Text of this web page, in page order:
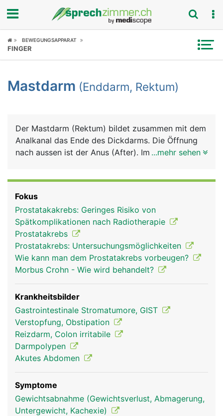
Fokus
Symptome
News
Rubriken
BEWEGUNGSAPPARAT
FINGER
Mastdarm (Enddarm, Rektum)
Der Mastdarm (Rektum) bildet zusammen mit dem
Analkanal das Ende des Dickdarms. Die Öffnung
nach aussen ist der Anus (After). Im Mastdarm
einem inneren und einem äusseren Schliessmuskel
umgeben. Der innere Afterschliessmuskel ist nicht
willentlich beeinflussbar. Er erschlafft automatisch
bei Kontakt mit dem Stuhl und lässt ihn in den
oberen Analkanal gleiten. Der äussere
Schliessmuskel kann selbst zur willentlichen
Stuhlentleerung gesteuert werden.
frau
mann
...mehr sehen
Fokus
Prostatakakrebs: Geringes Risiko von
Spätkomplikationen nach Radiotherapie
Prostatakrebs
Prostatakrebs: Untersuchungsmöglichkeiten
Wie kann man dem Prostatakrebs vorbeugen?
Morbus Crohn - Wie wird behandelt?
Krankheitsbilder
Gastrointestinale Stromatumore, GIST
Verstopfung, Obstipation
Reizdarm, Colon irritabile
Darmpolypen
Akutes Abdomen
Symptome
Gewichtsabnahme (Gewichtsverlust, Abmagerung,
Untergewicht, Kachexie)